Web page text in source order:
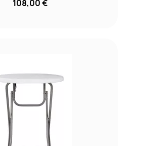
108,00 €